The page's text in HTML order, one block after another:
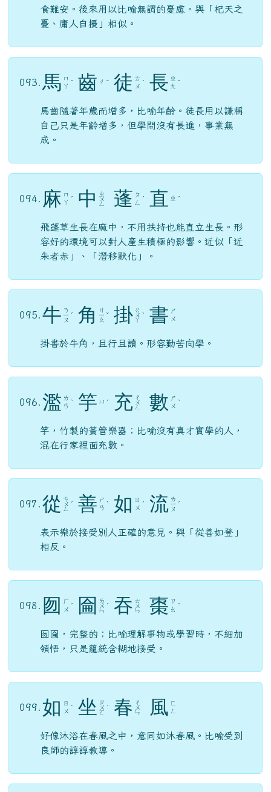
食難安。後來用以比喻無謂的憂慮。與「杞天之
憂、庸人自擾」相似。
093. 馬 ㄇ
ㄚ ˇ 齒 ㄔ ˇ 徒 ㄊ
ㄨ ˊ 長 ㄓ
ㄤ ˇ
馬齒隨著年歲而增多，比喻年齡。徒長用以謙稱
自己只是年齡增多，但學問沒有長進，事業無
成。
094. 麻 ㄇ
ㄚ ˊ 中 ㄓ
ㄨ
ㄥ 蓬 ㄆ
ㄥ
ˊ 直 ㄓ ˊ
飛蓬草生長在麻中，不用扶持也能直立生長。形
容好的環境可以對人產生積極的影響。近似「近
朱者赤」、「潛移默化」。
095. 牛 ㄋ
ㄧ
ㄡ
ˊ 角 ㄐ
ㄧ
ㄠ
ˇ 掛 ㄍ
ㄨ
ㄚ
ˋ 書 ㄕ
ㄨ
掛書於牛角，且行且讀。形容勤苦向學。
096. 濫 ㄌ
ㄢ ˋ 竽 ㄩ ˊ 充 ㄔ
ㄨ
ㄥ 數 ㄕ
ㄨ ˋ
竽，竹製的簧管樂器；比喻沒有真才實學的人，
混在行家裡面充數。
097. 從 ㄘ
ㄨ
ㄥ
ˊ 善 ㄕ
ㄢ ˋ 如 ㄖ
ㄨ ˊ 流 ㄌ
ㄧ
ㄡ
ˊ
表示樂於接受別人正確的意見。與「從善如登」
相反。
098. 囫
ㄏ
ㄨ ˊ 圇 ㄌ
ㄨ
ㄣ
ˊ 吞 ㄊ
ㄨ
ㄣ 棗 ㄗ
ㄠ ˇ
囫圇，完整的；比喻理解事物或學習時，不細加
領悟，只是籠統含糊地接受。
099. 如 ㄖ
ㄨ ˊ 坐 ㄗ
ㄨ
ㄛ
ˋ 春 ㄔ
ㄨ
ㄣ 風 ㄈ
ㄥ
好像沐浴在春風之中，意同如沐春風。比喻受到
良師的諄諄教導。